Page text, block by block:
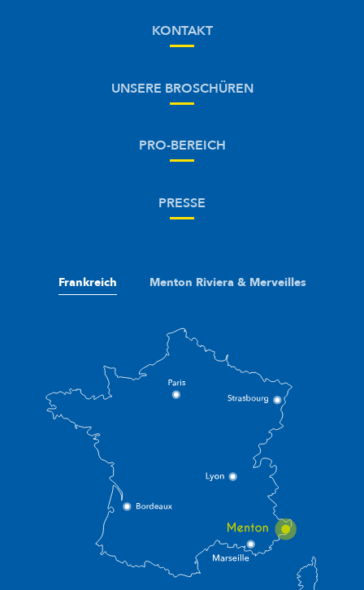
KONTAKT
UNSERE BROSCHÜREN
PRO-BEREICH
PRESSE
Frankreich Menton Riviera & Merveilles